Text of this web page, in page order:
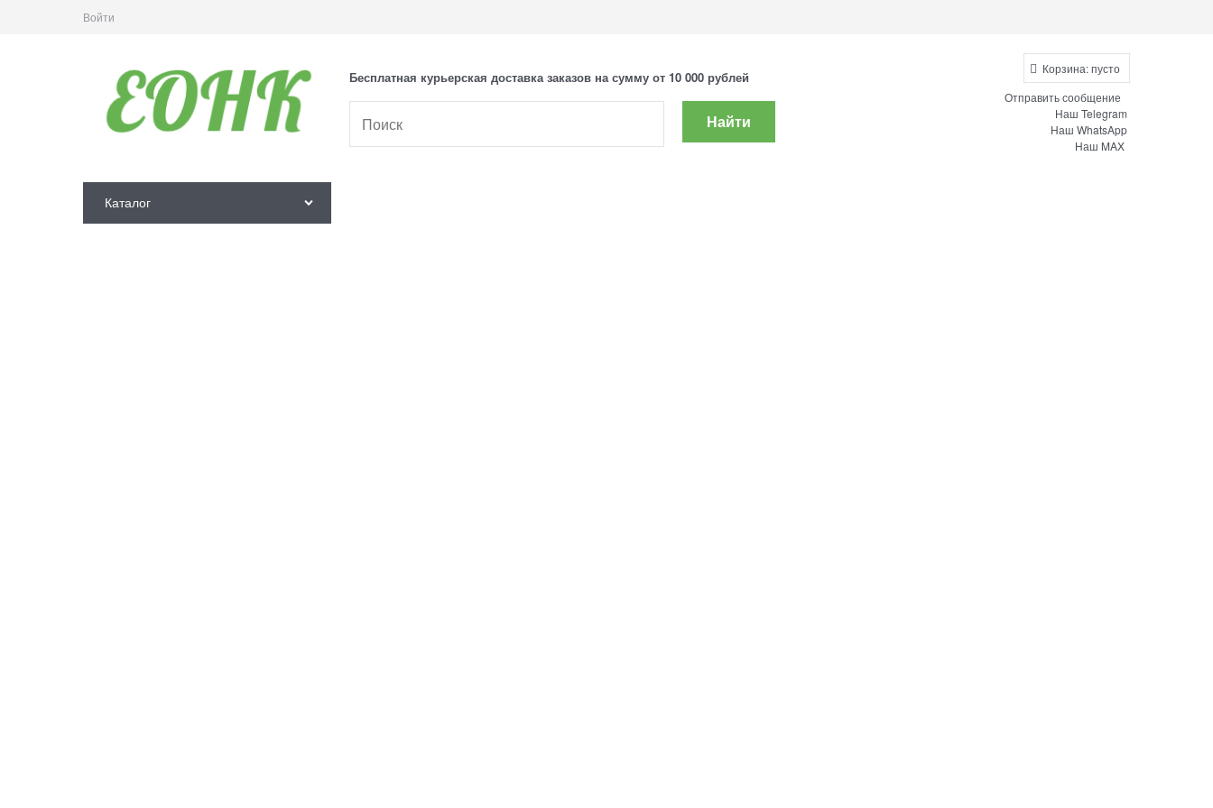
Войти
Бесплатная курьерская доставка заказов на сумму от 10 000 рублей
Найти
Корзина:пусто
Отправить сообщение
Наш Telegram
Наш WhatsApp
Наш MAX
Каталог